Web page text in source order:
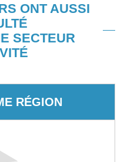
ONT AUSSI
SECTEUR
RÉGION